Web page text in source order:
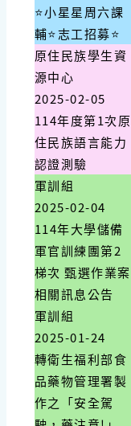
⭐小星星周六課
輔⭐志工招募⭐
原住民族學生資
源中心
2025-02-05
114年度第1次原
住民族語言能力
認證測驗
軍訓組
2025-02-04
114年大學儲備
軍官訓練團第2
梯次 甄選作業案
相關訊息公告
軍訓組
2025-01-24
轉衛生福利部食
品藥物管理署製
作之「安全駕